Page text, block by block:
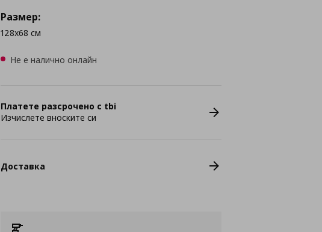
Размер:
128x68 см
Не е налично онлайн
Платете разсрочено с tbi
Изчислете вноските си
Доставка